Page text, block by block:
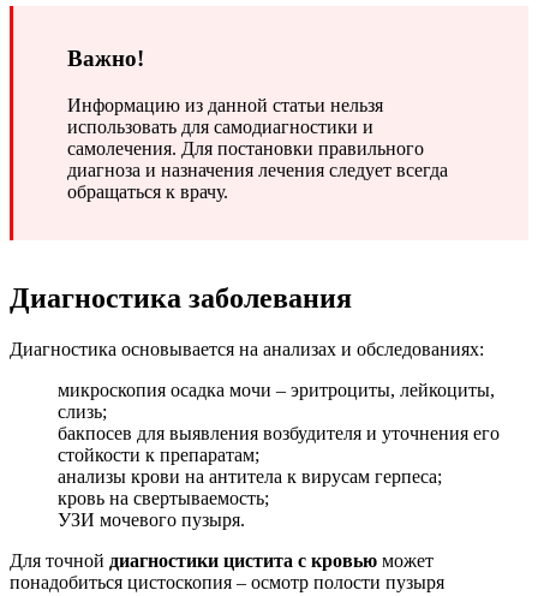
Важно!
Информацию из данной статьи нельзя
использовать для самодиагностики и
самолечения. Для постановки правильного
диагноза и назначения лечения следует всегда
обращаться к врачу.
Диагностика заболевания
Диагностика основывается на анализах и обследованиях:
микроскопия осадка мочи – эритроциты, лейкоциты,
слизь;
бакпосев для выявления возбудителя и уточнения его
стойкости к препаратам;
анализы крови на антитела к вирусам герпеса;
кровь на свертываемость;
УЗИ мочевого пузыря.
Для точной диагностики цистита с кровью может
понадобиться цистоскопия – осмотр полости пузыря